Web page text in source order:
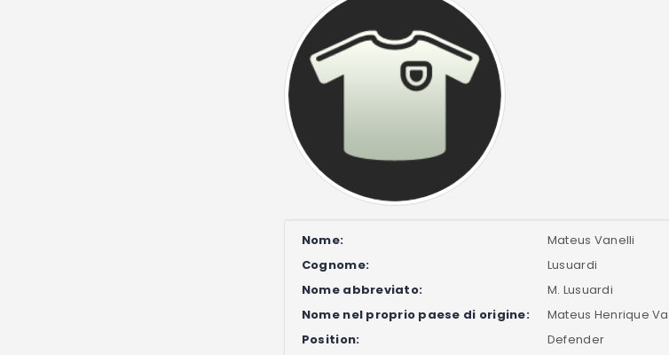
Nome:
Mateus Vanelli
Cognome:
Lusuardi
Nome abbreviato:
M. Lusuardi
Nome nel proprio paese di origine:
Mateus Henrique
Position:
Defender